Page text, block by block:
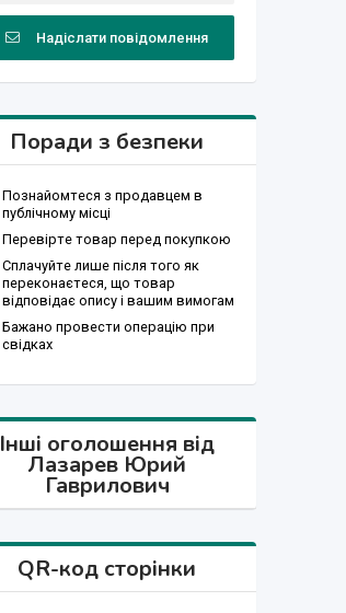
Надіслати повідомлення
Поради з безпеки
Познайомтеся з продавцем в
публічному місці
Перевірте товар перед покупкою
Сплачуйте лише після того як
переконаєтеся, що товар
відповідає опису і вашим вимогам
Бажано провести операцію при
свідках
Інші оголошення від
Лазарев Юрий
Гаврилович
QR-код сторінки